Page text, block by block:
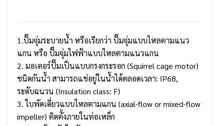
1.ปั๊มจุ่มระบายน้ำ หรือเรียกว่า ปั๊มจุ่มแบบไหลตามแนว
แกน หรือ ปั๊มจุ่มไฟฟ้าแบบไหลตามแนวแกน
2. มอเตอร์ปั๊มเป็นแบบกรงกระรอก (Squirrel cage motor)
ชนิดกันน้ำ สามารถแช่อยู่ในน้ำได้ตลอดเวลา: IP68,
ระดับฉนวน (Insulation class: F)
3. ใบพัดเดี่ยวแบบไหลตามแกน (axial-flow or mixed-flow
impeller) ติดตั้งภายในท่อเหล็ก